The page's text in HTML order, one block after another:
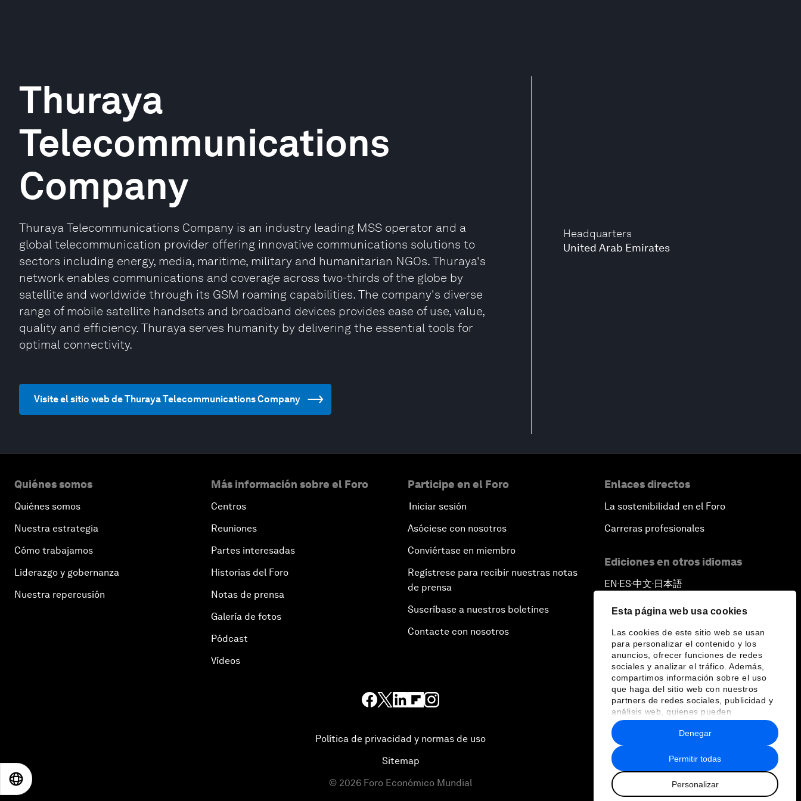
Esta página web usa cookies
Las cookies de este sitio web se usan
para personalizar el contenido y los
anuncios, ofrecer funciones de redes
sociales y analizar el tráfico. Además,
compartimos información sobre el uso
que haga del sitio web con nuestros
partners de redes sociales, publicidad y
análisis web, quienes pueden
combinarla con otra información que les
haya proporcionado o que hayan
recopilado a partir del uso que haya
hecho de sus servicios.
Permitir todas
Personalizar
Denegar
Headquarters
United Arab Emirates
Thuraya
Telecommunications
Company
Thuraya Telecommunications Company is an industry leading MSS operator and a
global telecommunication provider offering innovative communications solutions to
sectors including energy, media, maritime, military and humanitarian NGOs. Thuraya's
network enables communications and coverage across two-thirds of the globe by
satellite and worldwide through its GSM roaming capabilities. The company's diverse
range of mobile satellite handsets and broadband devices provides ease of use, value,
quality and efficiency. Thuraya serves humanity by delivering the essential tools for
optimal connectivity.
Visite el sitio web de Thuraya Telecommunications Company
Quiénes somos
Quiénes somos
Nuestra estrategia
Cómo trabajamos
Liderazgo y gobernanza
Nuestra repercusión
Más información sobre el Foro
Centros
Reuniones
Partes interesadas
Historias del Foro
Notas de prensa
Galería de fotos
Pódcast
Vídeos
Participe en el Foro
Iniciar sesión
Asóciese con nosotros
Conviértase en miembro
Regístrese para recibir nuestras notas
de prensa
Suscríbase a nuestros boletines
Contacte con nosotros
Enlaces directos
La sostenibilidad en el Foro
Carreras profesionales
Ediciones en otros idiomas
EN ▪ES▪中文▪ 日本語
Política de privacidad y normas de uso
Sitemap
© 2026 Foro Económico Mundial